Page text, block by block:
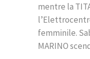
mentre la
femminile.
MARINO